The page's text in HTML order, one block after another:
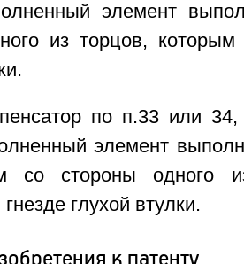
элемент
из торцов, которым
по п.33 или
элемент
со стороны одного
глухой втулки.
к патенту